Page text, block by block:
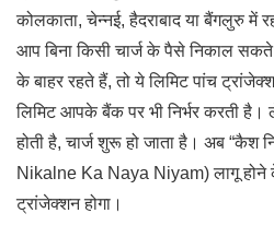
कोलकाता, चेन्नई, हैदराबाद या बैंगलुरु में
आप बिना किसी चार्ज के पैसे निकाल
के बाहर रहते हैं, तो ये लिमिट पांच
लिमिट आपके बैंक पर भी निर्भर करती
होती है, चार्ज शुरू हो जाता है। अब “कैश
Nikalne Ka Naya Niyam) लागू होने
ट्रांजेक्शन होगा।